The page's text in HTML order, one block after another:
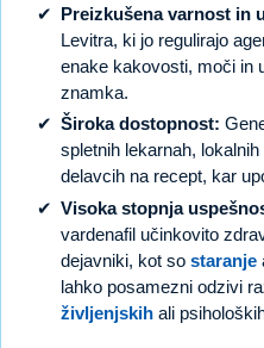
Preizkušena varnost in
Levitra, ki jo regulirajo
enake kakovosti, moči in
znamka.
Široka dostopnost:
spletnih lekarnah,
delavcih na recept, kar
Visoka stopnja
vardenafil učinkovito
dejavniki, kot so staranje
lahko posamezni odzivi
življenjskih ali